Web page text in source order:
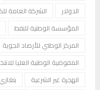
الدولار
الشركة العامة
المؤسسة الوطنية للنفط
المركز الوطني للأرصاد الجوية
المفوضية الوطنية العليا
الهجرة غير الشرعية
بنغازي